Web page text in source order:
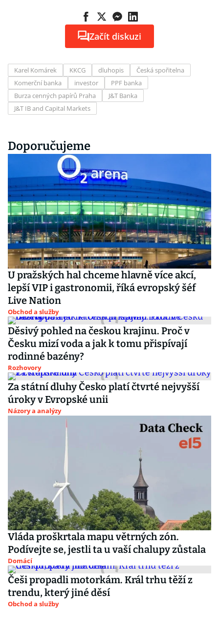
Začít diskuzi
Karel Komárek KKCG dluhopis
Česká spořitelna
Komerční banka
investor
PPF banka
Burza cenných papírů Praha
J&T Banka
J&T IB and Capital Markets
Doporučujeme
U pražských hal chceme hlavně více akcí,
lepší VIP i gastronomii, říká evropský šéf
Live Nation
Obchod a služby
Děsivý pohled na českou krajinu. Proč v
Česku mizí voda a jak k tomu přispívají
rodinné bazény?
Rozhovory
Za státní dluhy Česko platí čtvrté nejvyšší
úroky v Evropské unii
Názory a analýzy
Vláda proškrtala mapu větrných zón.
Podívejte se, jestli ta u vaší chalupy zůstala
Domácí
Češi propadli motorkám. Král trhu těží z
trendu, který jiné děsí
Obchod a služby